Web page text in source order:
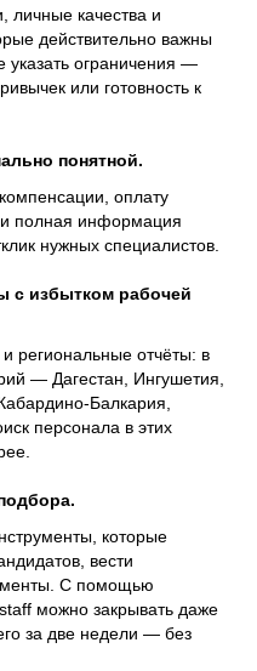
личные качества и
действительно важны
указать ограничения —
или готовность к
понятной.
оплату
полная информация
нужных специалистов.
с избытком рабочей
региональные отчёты: в
— Дагестан, Ингушетия,
Балкария,
персонала в этих
которые
вести
С помощью
можно закрывать даже
за две недели — без